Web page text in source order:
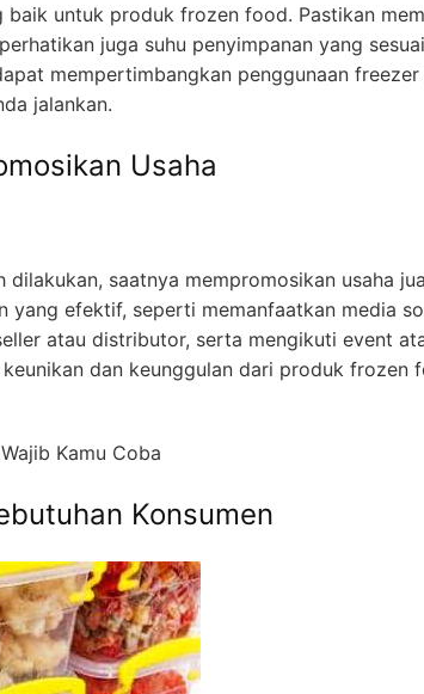
baik untuk produk frozen food. Pastikan
juga suhu penyimpanan yang
mempertimbangkan penggunaan
jalankan.
Usaha
dilakukan, saatnya mempromosikan usaha
yang efektif, seperti memanfaatkan media
atau distributor, serta mengikuti event
dan keunggulan dari produk frozen
Kamu Coba
Konsumen